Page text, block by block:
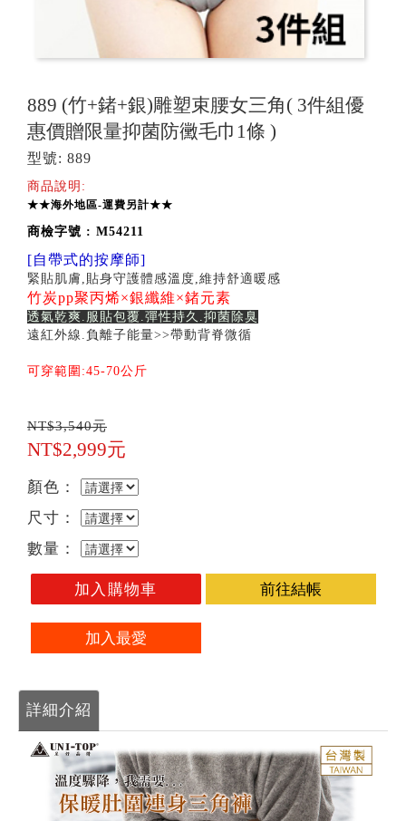
889 (竹+鍺+銀)雕塑束腰女三角( 3件組優
惠價贈限量抑菌防黴毛巾1條 )
型號: 889
商品說明:
★★海外地區-運費另計★★
商檢字號 : M54211
[自帶式的按摩師]
緊貼肌膚,貼身守護體感溫度,維持舒適暖感
竹炭pp聚丙烯×銀纖維×鍺元素
透氣乾爽.服貼包覆.彈性持久.抑菌除臭
遠紅外線.負離子能量>>帶動背脊微循
可穿範圍:45-70公斤
NT$3,540元
NT$2,999元
顏色：
尺寸：
數量：
加入購物車 前往結帳
加入最愛
詳細介紹